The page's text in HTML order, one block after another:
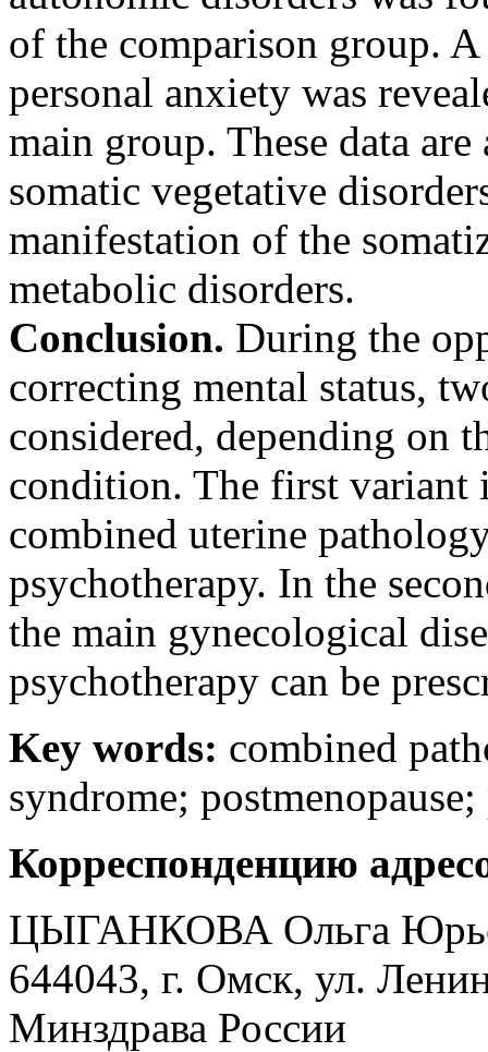
of the comparison group.
personal anxiety was
main group. These data
somatic vegetative
manifestation of the
metabolic disorders.
Conclusion. During the
correcting mental status,
considered, depending on
condition. The first variant
combined uterine
psychotherapy. In the
the main gynecological
psychotherapy can be
Key words: combined
syndrome;
Корреспонденцию
ЦЫГАНКОВА Ольга
644043, г. Омск, ул.
Минздрава России